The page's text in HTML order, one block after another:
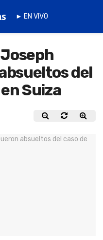
► EN VIVO
del
Suiza